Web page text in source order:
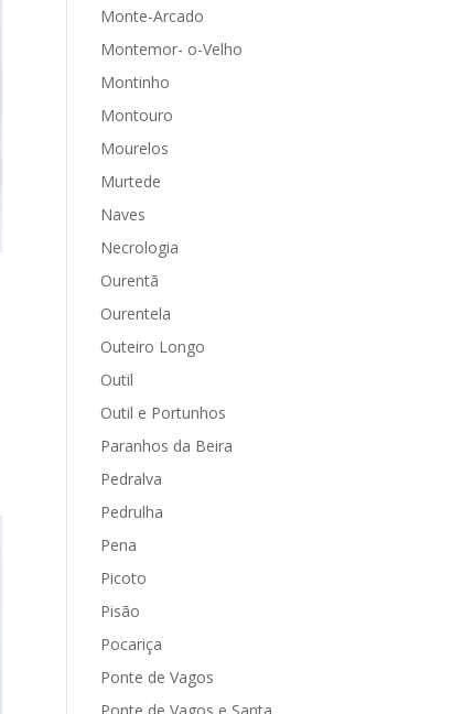
Monte-Arcado
Montemor- o-Velho
Montinho
Montouro
Mourelos
Murtede
Naves
Necrologia
Ourentã
Ourentela
Outeiro Longo
Outil
Outil e Portunhos
Paranhos da Beira
Pedralva
Pedrulha
Pena
Picoto
Pisão
Pocariça
Ponte de Vagos